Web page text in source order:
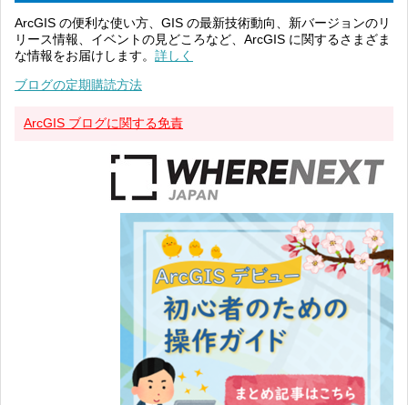
ArcGIS の便利な使い方、GIS の最新技術動向、新バージョンのリ
リース情報、イベントの見どころなど、ArcGIS に関するさまざま
な情報をお届けします。 詳しく
ブログの定期購読方法
ArcGIS ブログに関する免責